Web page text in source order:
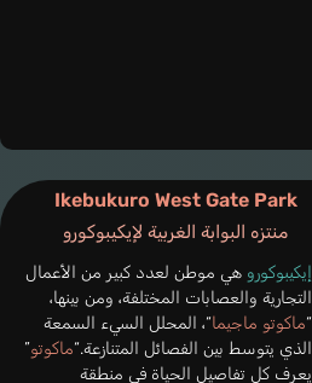
Ikebukuro West Gate Park
منتزه البوابة الغربية لإيكيبوكورو
إيكيبوكورو هي موطن لعدد كبير من الأعمال
التجارية والعصابات المختلفة، ومن بينها،
“ماكوتو ماجيما“، المحلل السيء السمعة
الذي يتوسط بين الفصائل المتنازعة.“ماكوتو”
يعرف كل تفاصيل الحياة في منطقة